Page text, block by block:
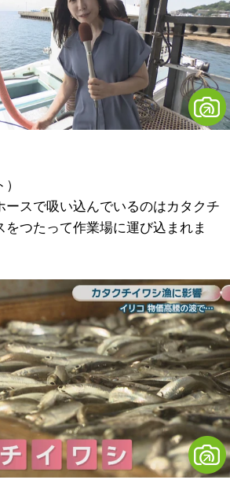
ースで吸い込んでいるのはカタクチ
をつたって作業場に運び込まれま